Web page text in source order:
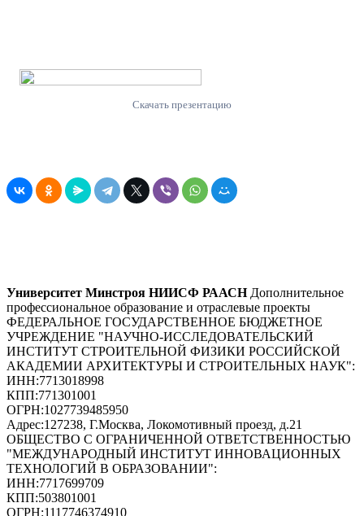
Скачать презентацию
Университет Минстроя НИИСФ РААСН Дополнительное
профессиональное образование и отраслевые проекты
ФЕДЕРАЛЬНОЕ ГОСУДАРСТВЕННОЕ БЮДЖЕТНОЕ
УЧРЕЖДЕНИЕ "НАУЧНО-ИССЛЕДОВАТЕЛЬСКИЙ
ИНСТИТУТ СТРОИТЕЛЬНОЙ ФИЗИКИ РОССИЙСКОЙ
АКАДЕМИИ АРХИТЕКТУРЫ И СТРОИТЕЛЬНЫХ НАУК":
ИНН:7713018998
КПП:771301001
ОГРН:1027739485950
Адрес:127238, Г.Москва, Локомотивный проезд, д.21
ОБЩЕСТВО С ОГРАНИЧЕННОЙ ОТВЕТСТВЕННОСТЬЮ
"МЕЖДУНАРОДНЫЙ ИНСТИТУТ ИННОВАЦИОННЫХ
ТЕХНОЛОГИЙ В ОБРАЗОВАНИИ":
ИНН:7717699709
КПП:503801001
ОГРН:1117746374910